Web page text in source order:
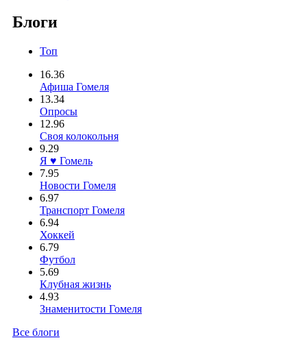
Блоги
Топ
16.36
Афиша Гомеля
13.34
Опросы
12.96
Своя колокольня
9.29
Я ♥ Гомель
7.95
Новости Гомеля
6.97
Транспорт Гомеля
6.94
Хоккей
6.79
Футбол
5.69
Клубная жизнь
4.93
Знаменитости Гомеля
Все блоги